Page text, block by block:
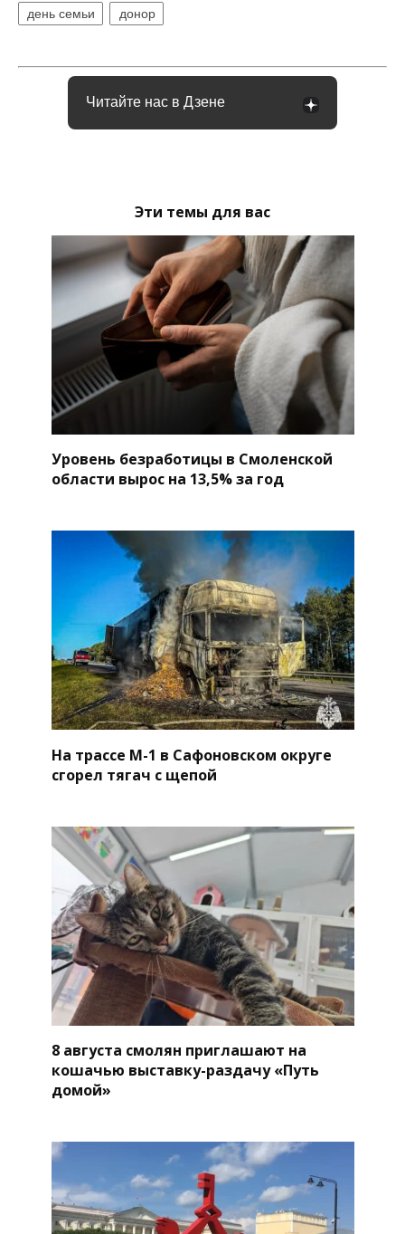
день семьи донор
Читайте нас в Дзене
Эти темы для вас
Уровень безработицы в Смоленской
области вырос на 13,5% за год
На трассе М-1 в Сафоновском округе
сгорел тягач с щепой
8 августа смолян приглашают на
кошачью выставку-раздачу «Путь
домой»